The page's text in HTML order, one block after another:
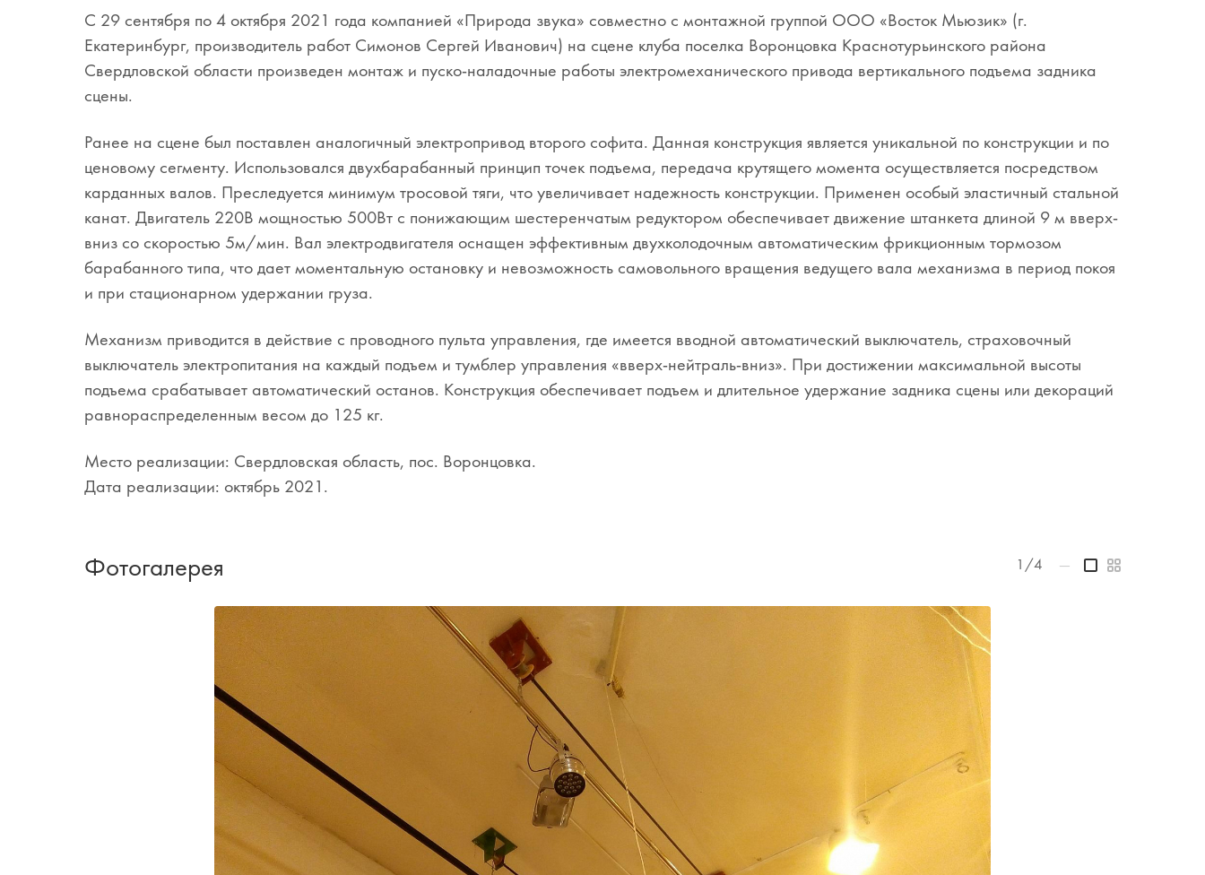
С 29 сентября по 4 октября 2021 года компанией «Природа звука» совместно с монтажной группой ООО «Восток Мьюзик» (г.
Екатеринбург, производитель работ Симонов Сергей Иванович) на сцене клуба поселка Воронцовка Краснотурьинского района
Свердловской области произведен монтаж и пуско-наладочные работы электромеханического привода вертикального подъема задника
сцены.
Ранее на сцене был поставлен аналогичный электропривод второго софита. Данная конструкция является уникальной по конструкции и по
ценовому сегменту. Использовался двухбарабанный принцип точек подъема, передача крутящего момента осуществляется посредством
карданных валов. Преследуется минимум тросовой тяги, что увеличивает надежность конструкции. Применен особый эластичный стальной
канат. Двигатель 220В мощностью 500Вт с понижающим шестеренчатым редуктором обеспечивает движение штанкета длиной 9 м вверх-
вниз со скоростью 5м/мин. Вал электродвигателя оснащен эффективным двухколодочным автоматическим фрикционным тормозом
барабанного типа, что дает моментальную остановку и невозможность самовольного вращения ведущего вала механизма в период покоя
и при стационарном удержании груза.
Механизм приводится в действие с проводного пульта управления, где имеется вводной автоматический выключатель, страховочный
выключатель электропитания на каждый подъем и тумблер управления «вверх-нейтраль-вниз». При достижении максимальной высоты
подъема срабатывает автоматический останов. Конструкция обеспечивает подъем и длительное удержание задника сцены или декораций
равнораспределенным весом до 125 кг.
Место реализации: Свердловская область, пос. Воронцовка.
Дата реализации: октябрь 2021.
Фотогалерея 1/4 —